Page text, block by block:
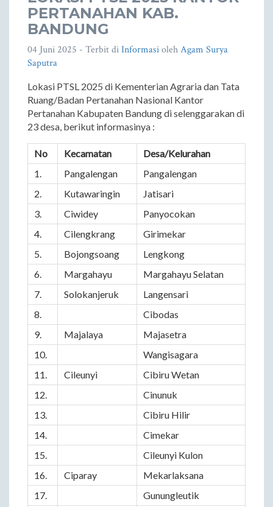
PERTANAHAN KAB.
BANDUNG
04 Juni 2025 - Terbit diInformasiolehAgam Surya
Saputra
Lokasi PTSL 2025 di Kementerian Agraria dan Tata
Ruang/Badan Pertanahan Nasional Kantor
Pertanahan Kabupaten Bandung di selenggarakan di
23 desa, berikut informasinya :
No Kecamatan
Desa/Kelurahan
1.
Pangalengan
Pangalengan
2.
Kutawaringin
Jatisari
3.
Ciwidey
Panyocokan
4.
Cilengkrang
Girimekar
5.
Bojongsoang
Lengkong
6.
Margahayu
Margahayu Selatan
7.
Solokanjeruk
Langensari
8.
Cibodas
9.
Majalaya
Majasetra
10.
Wangisagara
11.
Cileunyi
Cibiru Wetan
12.
Cinunuk
13.
Cibiru Hilir
14.
Cimekar
15.
Cileunyi Kulon
16.
Ciparay
Mekarlaksana
17.
Gunungleutik